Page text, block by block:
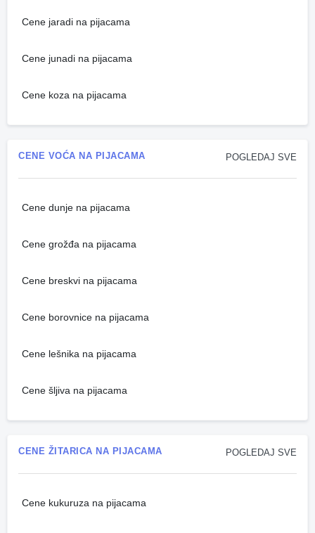
Cene jaradi na pijacama
Cene junadi na pijacama
Cene koza na pijacama
POGLEDAJ SVE
CENE VOĆA NA PIJACAMA
Cene dunje na pijacama
Cene grožđa na pijacama
Cene breskvi na pijacama
Cene borovnice na pijacama
Cene lešnika na pijacama
Cene šljiva na pijacama
POGLEDAJ SVE
CENE ŽITARICA NA PIJACAMA
Cene kukuruza na pijacama